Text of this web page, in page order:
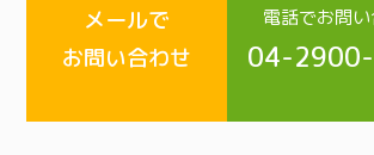
メールで
お問い合わせ
電話でお問
04-